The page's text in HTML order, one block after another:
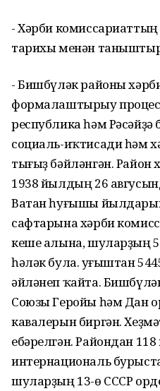
- Хәрби
тарихы менән
- Бишбүләк районы
формалаштырыу
республика һәм Рәсәйҙә
социаль-иҡтисади һәм
тығыҙ бәйләнгән. Район
1938 йылдың 26
Ватан һуғышы
сафтарына хәрби
кеше алына, шуларҙың
һәләк була. Һуғыштан
әйләнеп ҡайта.
Союзы Геройы һәм Дан
кавалерын биргән.
ебәрелгән. Райондан
интернациональ
шуларҙың 13-ө СССР